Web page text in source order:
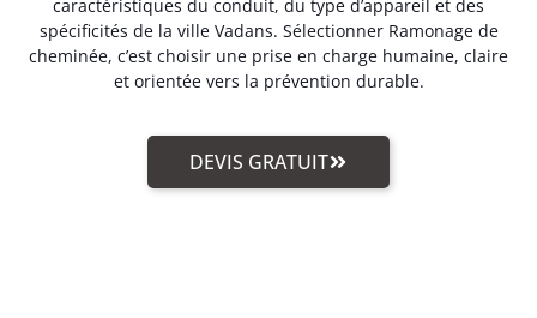
caractéristiques du conduit, du type d’appareil et des
spécificités de la ville Vadans. Sélectionner Ramonage de
cheminée, c’est choisir une prise en charge humaine, claire
et orientée vers la prévention durable.
DEVIS GRATUIT